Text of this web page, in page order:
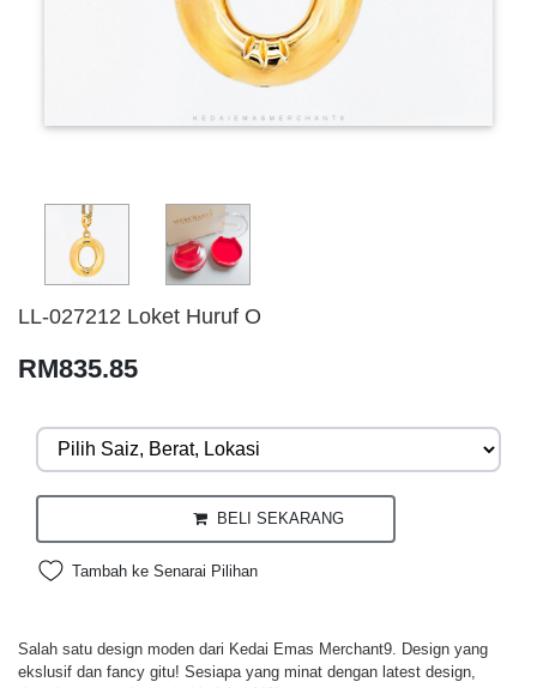
LL-027212 Loket Huruf O
RM835.85
BELI SEKARANG
Tambah ke Senarai Pilihan
Salah satu design moden dari Kedai Emas Merchant9. Design yang
ekslusif dan fancy gitu! Sesiapa yang minat dengan latest design,